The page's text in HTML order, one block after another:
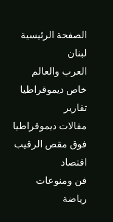
الصفحة الرئيسية
لبنان
العرب والعالم
خاص ديموقراطيا
تقارير
مقالات ديموقراطيا
فوق مقص الرقيب
اقتصاد
فن ومنوعات
رياضة